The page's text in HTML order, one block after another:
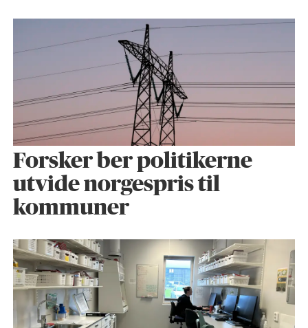
Forsker ber politikerne
utvide norgespris til
kommuner